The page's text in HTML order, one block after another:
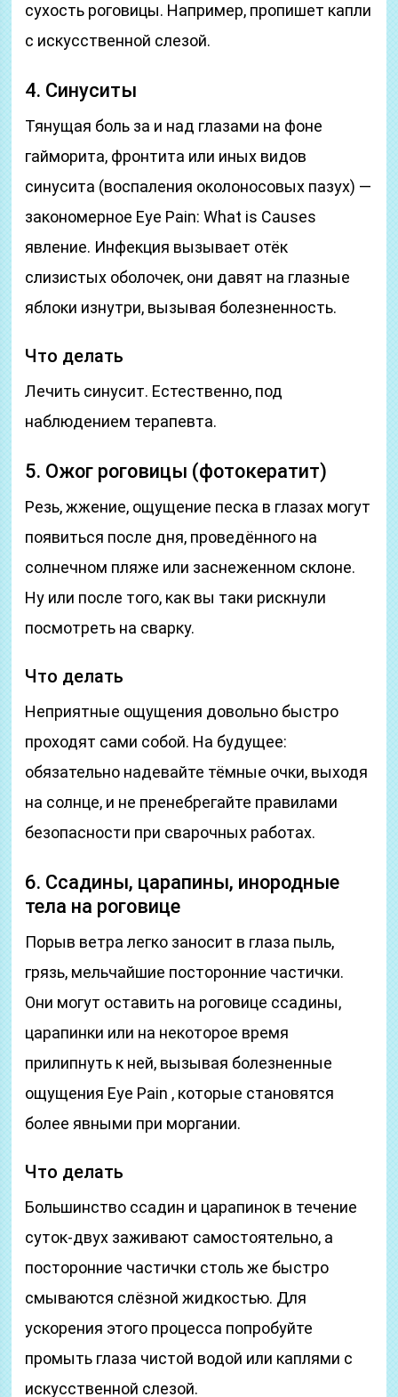
сухость роговицы. Например, пропишет капли
с искусственной слезой.
4. Синуситы
Тянущая боль за и над глазами на фоне
гайморита, фронтита или иных видов
синусита (воспаления околоносовых пазух) —
закономерное Eye Pain: What is Causes
явление. Инфекция вызывает отёк
слизистых оболочек, они давят на глазные
яблоки изнутри, вызывая болезненность.
Что делать
Лечить синусит. Естественно, под
наблюдением терапевта.
5. Ожог роговицы (фотокератит)
Резь, жжение, ощущение песка в глазах могут
появиться после дня, проведённого на
солнечном пляже или заснеженном склоне.
Ну или после того, как вы таки рискнули
посмотреть на сварку.
Что делать
Неприятные ощущения довольно быстро
проходят сами собой. На будущее:
обязательно надевайте тёмные очки, выходя
на солнце, и не пренебрегайте правилами
безопасности при сварочных работах.
6. Ссадины, царапины, инородные
тела на роговице
Порыв ветра легко заносит в глаза пыль,
грязь, мельчайшие посторонние частички.
Они могут оставить на роговице ссадины,
царапинки или на некоторое время
прилипнуть к ней, вызывая болезненные
ощущения Eye Pain , которые становятся
более явными при моргании.
Что делать
Большинство ссадин и царапинок в течение
суток-двух заживают самостоятельно, а
посторонние частички столь же быстро
смываются слёзной жидкостью. Для
ускорения этого процесса попробуйте
промыть глаза чистой водой или каплями с
искусственной слезой.